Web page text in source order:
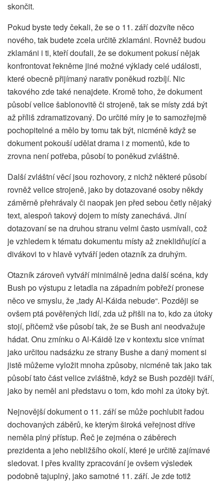
skončit.
Pokud byste tedy čekali, že se o 11. září dozvíte něco
nového, tak budete zcela určitě zklamáni. Rovněž budou
zklamáni i ti, kteří doufali, že se dokument pokusí nějak
konfrontovat řekněme jiné možné výklady celé události,
které obecně přijímaný narativ poněkud rozbíjí. Nic
takového zde také nenajdete. Kromě toho, že dokument
působí velice šablonovitě či strojeně, tak se místy zdá být
až příliš zdramatizovaný. Do určité míry je to samozřejmě
pochopitelné a mělo by tomu tak být, nicméně když se
dokument pokouší udělat drama i z momentů, kde to
zrovna není potřeba, působí to poněkud zvláštně.
Další zvláštní věcí jsou rozhovory, z nichž některé působí
rovněž velice strojeně, jako by dotazované osoby někdy
záměrně přehrávaly či naopak jen před sebou četly nějaký
text, alespoň takový dojem to místy zanechává. Jiní
dotazovaní se na druhou stranu velmi často usmívali, což
je vzhledem k tématu dokumentu místy až zneklidňující a
divákovi to v hlavě vytváří jeden otazník za druhým.
Otazník zároveň vytváří minimálně jedna další scéna, kdy
Bush po výstupu z letadla na západním pobřeží pronese
něco ve smyslu, že „tady Al-Káida nebude“. Později se
ovšem ptá pověřených lidí, zda už přišli na to, kdo za útoky
stojí, přičemž vše působí tak, že se Bush ani neodvažuje
hádat. Onu zmínku o Al-Káidě lze v kontextu sice vnímat
jako určitou nadsázku ze strany Bushe a daný moment si
jistě můžeme vyložit mnoha způsoby, nicméně tak jako tak
působí tato část velice zvláštně, když se Bush později tváří,
jako by neměl ani představu o tom, kdo mohl za útoky být.
Nejnovější dokument o 11. září se může pochlubit řadou
dochovaných záběrů, ke kterým široká veřejnost dříve
neměla plný přístup. Řeč je zejména o záběrech
prezidenta a jeho nebližšího okolí, které je určitě zajímavé
sledovat. I přes kvality zpracování je ovšem výsledek
podobně tajuplný, jako samotné 11. září. Je zde totiž